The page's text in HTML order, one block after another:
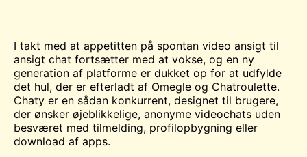
I takt med at appetitten på spontan video ansigt til
ansigt chat fortsætter med at vokse, og en ny
generation af platforme er dukket op for at udfylde
det hul, der er efterladt af Omegle og Chatroulette.
Chaty er en sådan konkurrent, designet til brugere,
der ønsker øjeblikkelige, anonyme videochats uden
besværet med tilmelding, profilopbygning eller
download af apps.